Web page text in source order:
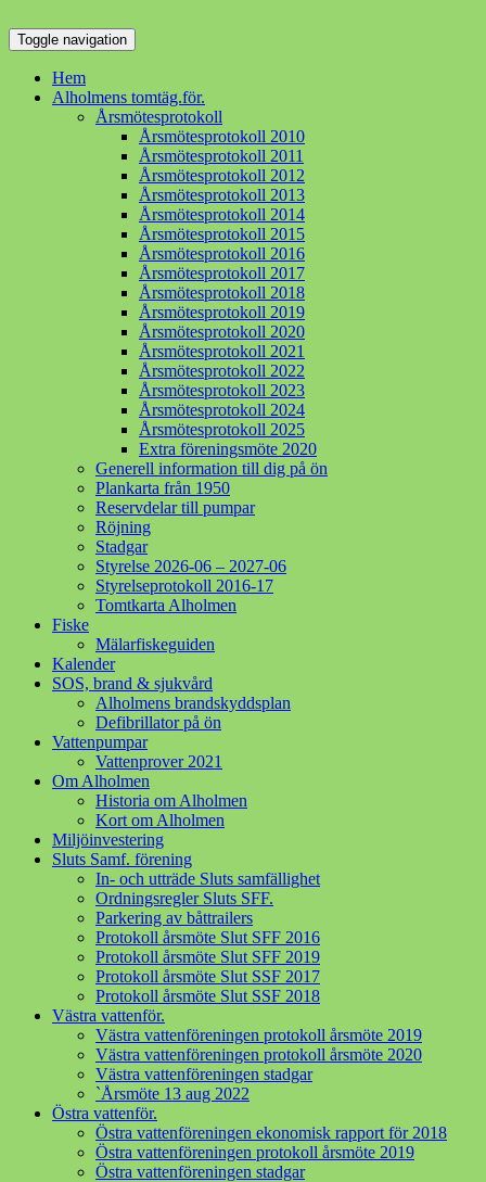
Toggle navigation
Hem
Alholmens tomtäg.för.
Årsmötesprotokoll
Årsmötesprotokoll 2010
Årsmötesprotokoll 2011
Årsmötesprotokoll 2012
Årsmötesprotokoll 2013
Årsmötesprotokoll 2014
Årsmötesprotokoll 2015
Årsmötesprotokoll 2016
Årsmötesprotokoll 2017
Årsmötesprotokoll 2018
Årsmötesprotokoll 2019
Årsmötesprotokoll 2020
Årsmötesprotokoll 2021
Årsmötesprotokoll 2022
Årsmötesprotokoll 2023
Årsmötesprotokoll 2024
Årsmötesprotokoll 2025
Extra föreningsmöte 2020
Generell information till dig på ön
Plankarta från 1950
Reservdelar till pumpar
Röjning
Stadgar
Styrelse 2026-06 – 2027-06
Styrelseprotokoll 2016-17
Tomtkarta Alholmen
Fiske
Mälarfiskeguiden
Kalender
SOS, brand & sjukvård
Alholmens brandskyddsplan
Defibrillator på ön
Vattenpumpar
Vattenprover 2021
Om Alholmen
Historia om Alholmen
Kort om Alholmen
Miljöinvestering
Sluts Samf. förening
In- och utträde Sluts samfällighet
Ordningsregler Sluts SFF.
Parkering av båttrailers
Protokoll årsmöte Slut SFF 2016
Protokoll årsmöte Slut SFF 2019
Protokoll årsmöte Slut SSF 2017
Protokoll årsmöte Slut SSF 2018
Västra vattenför.
Västra vattenföreningen protokoll årsmöte 2019
Västra vattenföreningen protokoll årsmöte 2020
Västra vattenföreningen stadgar
`Årsmöte 13 aug 2022
Östra vattenför.
Östra vattenföreningen ekonomisk rapport för 2018
Östra vattenföreningen protokoll årsmöte 2019
Östra vattenföreningen stadgar